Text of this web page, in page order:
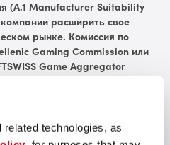
technologies, as
(А.1 Manufacturer Suitability
расширить свое
рынке. Комиссия по
Gaming Commission или
Game Aggregator
игр на территории Греции
лицензирования на